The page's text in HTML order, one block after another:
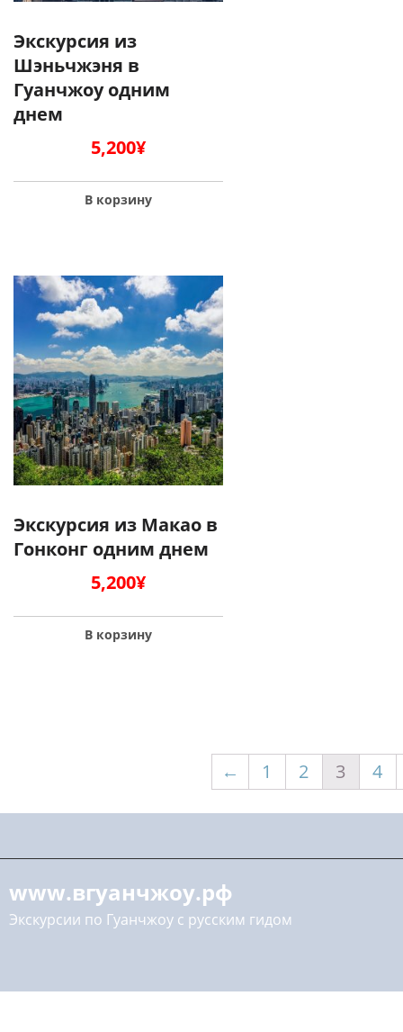
Экскурсия из
Шэньчжэня в
Гуанчжоу одним
днем
5,200¥
В корзину
Экскурсия из Макао в
Гонконг одним днем
5,200¥
В корзину
← 1 2 3 4
www.вгуанчжоу.рф
Экскурсии по Гуанчжоу с русским гидом